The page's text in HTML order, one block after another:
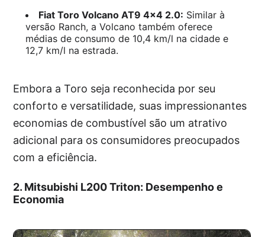
Fiat Toro Volcano AT9 4×4 2.0: Similar à
versão Ranch, a Volcano também oferece
médias de consumo de 10,4 km/l na cidade e
12,7 km/l na estrada.
Embora a Toro seja reconhecida por seu
conforto e versatilidade, suas impressionantes
economias de combustível são um atrativo
adicional para os consumidores preocupados
com a eficiência.
2. Mitsubishi L200 Triton: Desempenho e
Economia